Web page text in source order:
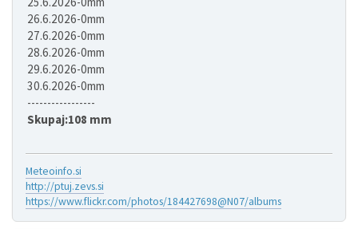
26.6.2026-0mm
27.6.2026-0mm
28.6.2026-0mm
29.6.2026-0mm
30.6.2026-0mm
-----------------
Skupaj:108 mm
Meteoinfo.si
http://ptuj.zevs.si
https://www.flickr.com/photos/184427698@N07/albums